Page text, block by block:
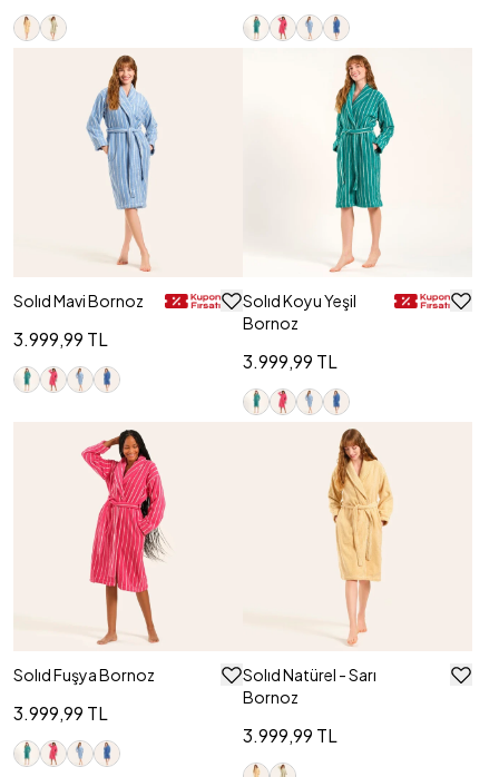
Solıd Mavi Bornoz
3.999,99 TL
Solıd Koyu Yeşil
Bornoz
3.999,99 TL
Solıd Fuşya Bornoz
3.999,99 TL
Solıd Natürel - Sarı
Bornoz
3.999,99 TL